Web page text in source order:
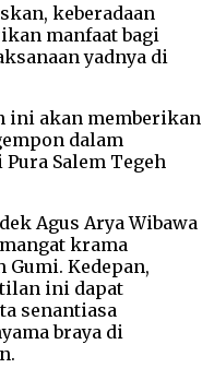
keberadaan
manfaat bagi
yadnya di
ini akan memberikan
dalam
Salem Tegeh
Agus Arya Wibawa
krama
Gumi. Kedepan,
ini dapat
senantiasa
braya di